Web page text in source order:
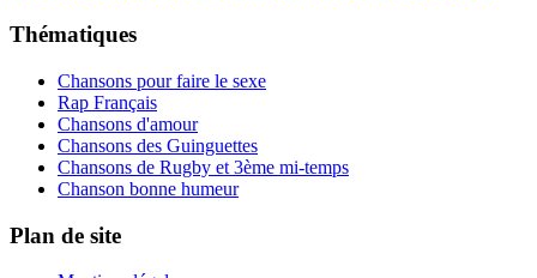
Thématiques
Chansons pour faire le sexe
Rap Français
Chansons d'amour
Chansons des Guinguettes
Chansons de Rugby et 3ème mi-temps
Chanson bonne humeur
Plan de site